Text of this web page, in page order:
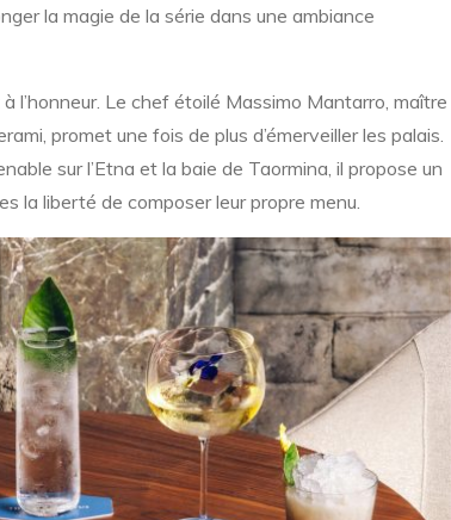
la magie de la série dans une ambiance
l’honneur. Le chef étoilé Massimo Mantarro, maître
promet une fois de plus d’émerveiller les palais.
sur l’Etna et la baie de Taormina, il propose un
la liberté de composer leur propre menu.